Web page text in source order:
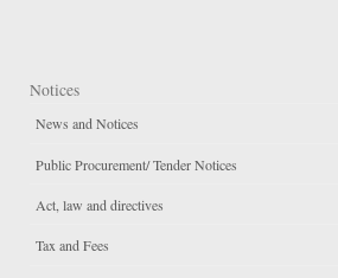
Notices
News and Notices
Public Procurement/ Tender Notices
Act, law and directives
Tax and Fees